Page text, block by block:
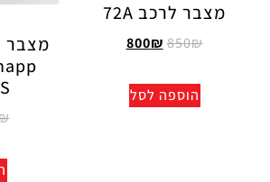
מצבר לרכב 72A
850₪
800₪
הוספה לסל